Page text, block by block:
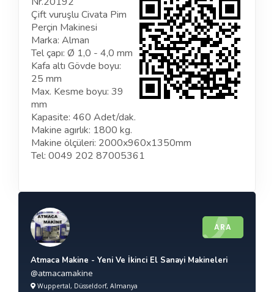
Çift vuruşlu Civata Pim
Perçin Makinesi
Marka: Alman
Tel çapı: Ø 1,0 - 4,0 mm
Kafa altı Gövde boyu:
25 mm
Max. Kesme boyu: 39
mm
Kapasite: 460 Adet/dak.
Makine agırlık: 1800 kg.
Makine ölçüleri: 2000x960x1350mm
Tel: 0049 202 87005361
ARA
Atmaca Makine - Yeni Ve İkinci El Sanayi Makineleri
@atmacamakine
Wuppertal, Düsseldorf, Almanya